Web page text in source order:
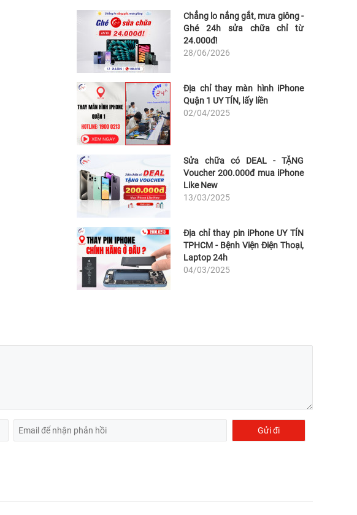
Chẳng lo nắng gắt, mưa giông -
Ghé 24h sửa chữa chỉ từ
24.000đ!
28/06/2026
Địa chỉ thay màn hình iPhone
Quận 1 UY TÍN, lấy liền
02/04/2025
Sửa chữa có DEAL - TẶNG
Voucher 200.000đ mua iPhone
Like New
13/03/2025
Địa chỉ thay pin iPhone UY TÍN
TPHCM - Bệnh Viện Điện Thoại,
Laptop 24h
04/03/2025